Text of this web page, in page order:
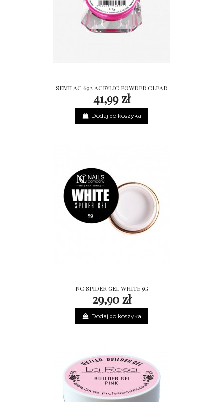
SEMILAC 692 ACRYLIC POWDER CLEAR
41,99 zł
Dodaj do koszyka
NC SPIDER GEL WHITE 5G
29,90 zł
Dodaj do koszyka